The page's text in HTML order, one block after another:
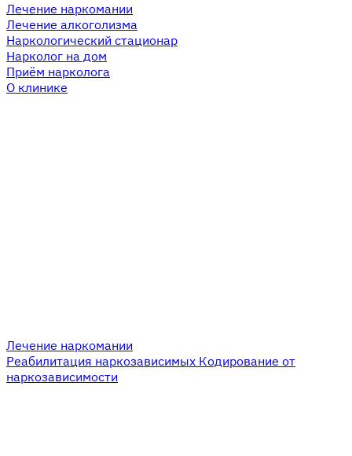
Лечение наркомании
Лечение алкоголизма
Наркологический стационар
Нарколог на дом
Приём нарколога
О клинике
Лечение наркомании
Реабилитация наркозависимых Кодирование от
наркозависимости